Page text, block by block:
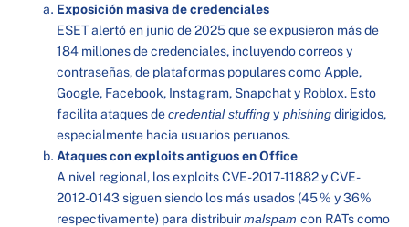
Exposición masiva de credenciales
ESET alertó en junio de 2025 que se expusieron más de
184 millones de credenciales, incluyendo correos y
contraseñas, de plataformas populares como Apple,
Google, Facebook, Instagram, Snapchat y Roblox. Esto
facilita ataques decredential stuffingy phishingdirigidos,
especialmente hacia usuarios peruanos.
Ataques con exploits antiguos en Office
A nivel regional, los exploits CVE-2017-11882 y CVE-
2012-0143 siguen siendo los más usados (45 % y 36%
respectivamente) para distribuirmalspam con RATs como